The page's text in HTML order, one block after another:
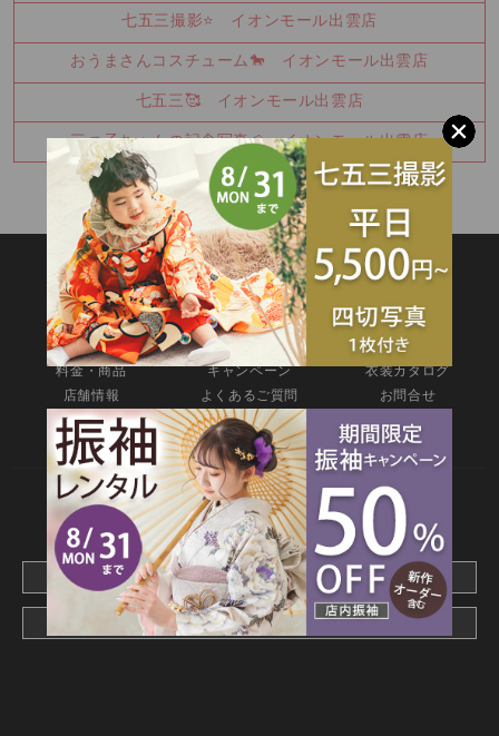
七五三撮影⭐ イオンモール出雲店
おうまさんコスチューム🐎 イオンモール出雲店
七五三🥰 イオンモール出雲店
三つ子ちゃんの記念写真🍰 イオンモール出雲店
SITEMAP
TOP
撮影メニュー
料金・商品
キャンペーン
衣装カタログ
店舗情報
よくあるご質問
お問合せ
web撮影予約
CONTACT
webでご予約はこちら
メールでお問合わせ